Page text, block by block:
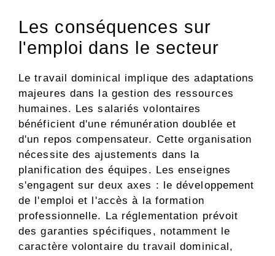
Les conséquences sur
l'emploi dans le secteur
Le travail dominical implique des adaptations
majeures dans la gestion des ressources
humaines. Les salariés volontaires
bénéficient d'une rémunération doublée et
d'un repos compensateur. Cette organisation
nécessite des ajustements dans la
planification des équipes. Les enseignes
s'engagent sur deux axes : le développement
de l'emploi et l'accès à la formation
professionnelle. La réglementation prévoit
des garanties spécifiques, notamment le
caractère volontaire du travail dominical,